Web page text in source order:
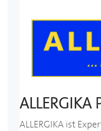
ALLERGIKA ist